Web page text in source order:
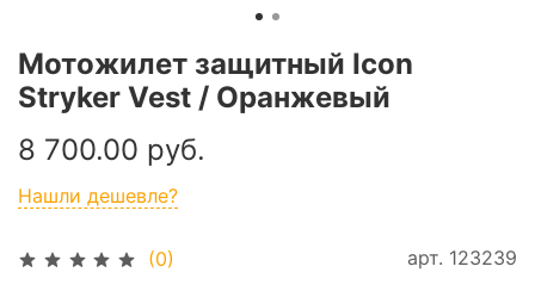
(0) арт. 123239
Мотожилет защитный Icon
Stryker Vest / Оранжевый
8 700.00 руб.
Нашли дешевле?